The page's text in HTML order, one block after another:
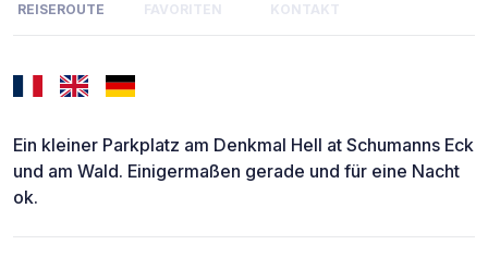
REISEROUTE FAVORITEN KONTAKT
Ein kleiner Parkplatz am Denkmal Hell at Schumanns Eck
und am Wald. Einigermaßen gerade und für eine Nacht
ok.